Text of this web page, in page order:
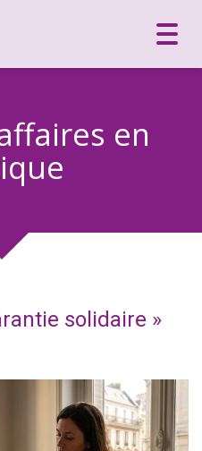
en
solidaire »